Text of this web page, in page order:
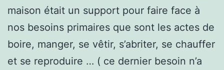
maison était un support pour faire face à
nos besoins primaires que sont les actes de
boire, manger, se vêtir, s’abriter, se chauffer
et se reproduire … ( ce dernier besoin n’a